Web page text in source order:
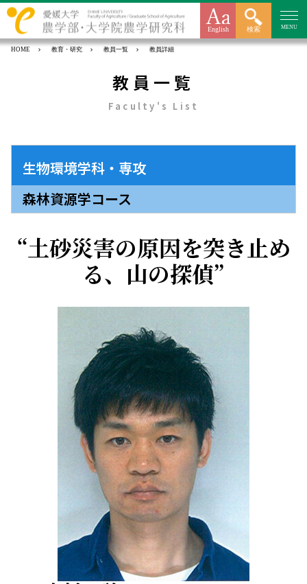
English 検索 MENU
HOME 教育・研究 教員一覧 教員詳細
教員一覧
Faculty's List
生物環境学科・専攻
森林資源学コース
土砂災害の原因を突き止め
る、山の探偵